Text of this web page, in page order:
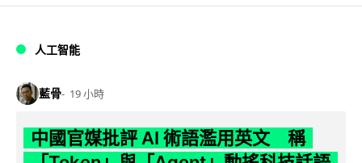
人工智能
藍骨 19 小時
中國官媒批評 AI 術語濫用英文 稱